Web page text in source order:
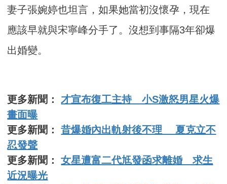
妻子張婉婷也坦言，如果她當初沒懷孕，現在
應該早就與宋寧峰分手了。沒想到事隔3年卻爆
出婚變。
更多新聞： 才宣布復工主持 小S激怒男星火爆
畫面曝
更多新聞：昔爆婚內出軌射後不理 夏克立不
忍發聲
更多新聞：女星遭富二代尪發函求離婚 求生
近況曝光